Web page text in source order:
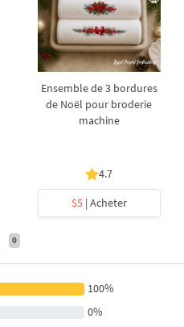
Ensemble de 3 bordures
de Noël pour broderie
machine
4.7
$5| Acheter
0
100%
0%